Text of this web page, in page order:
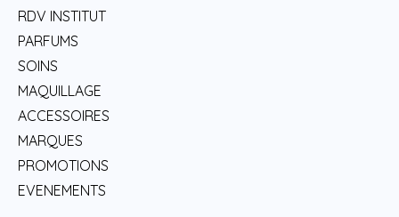
RDV INSTITUT
PARFUMS
SOINS
MAQUILLAGE
ACCESSOIRES
MARQUES
PROMOTIONS
EVENEMENTS